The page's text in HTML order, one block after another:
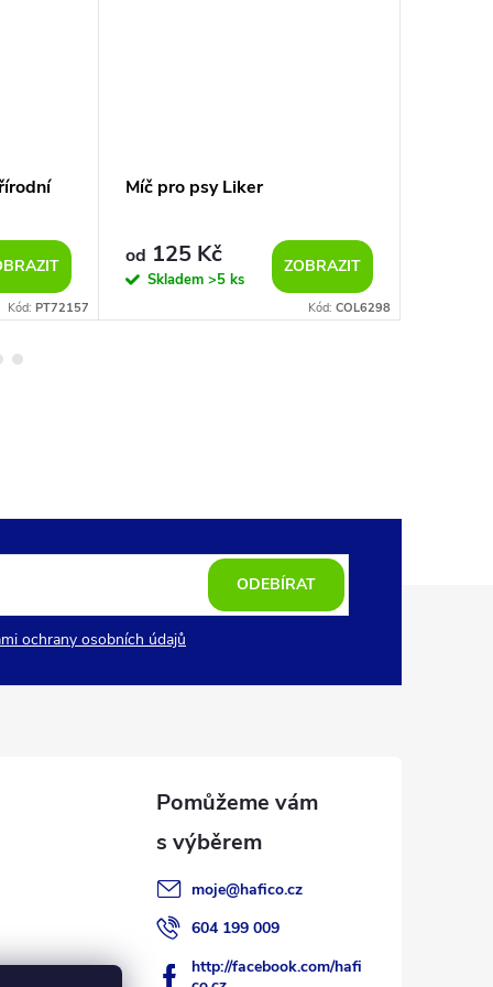
Kód: PT72157
Míč pro psy Liker
od 125 Kč
Skladem >5 ks
ZOBRAZIT
Kód: COL6298
ochrany osobních údajů
ODEBÍRAT
moje@hafico.cz
604 199 009
http://facebook.com/hafi